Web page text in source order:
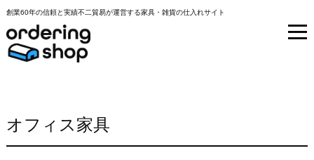
創業60年の信頼と実績不二貿易が運営する家具・雑貨の仕入れサイト
オフィス家具